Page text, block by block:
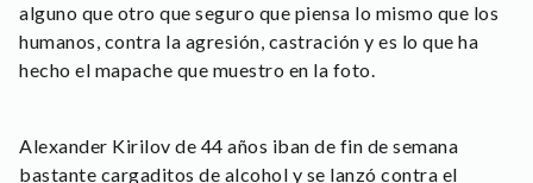
alguno que otro que seguro que piensa lo mismo que los
humanos, contra la agresión, castración y es lo que ha
hecho el mapache que muestro en la foto.
Alexander Kirilov de 44 años iban de fin de semana
bastante cargaditos de alcohol y se lanzó contra el